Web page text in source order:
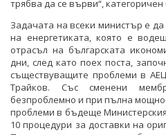
трябва да се върви“, категоричен
Задачата на всеки министър е
на енергетиката, която е
отрасъл на българската
дни, след като поех поста,
съществуващите проблеми в
Трайков. Със сменени
безпроблемно и при пълна
проблеми в бъдеще
10 процедури за доставки на